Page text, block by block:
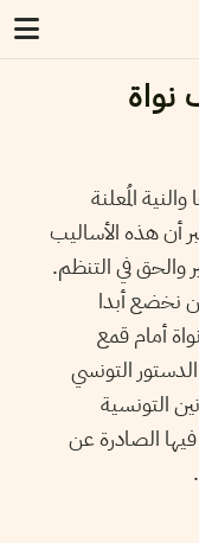
نواة
المُعلنة
أن هذه الأساليب
والحق في التنظم.
لن نخضع أبدا
أمام قمع
التونسي
التونسية
الصادرة عن